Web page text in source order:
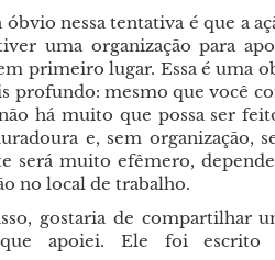
nessa tentativa é que a
uma organização para
primeiro lugar. Essa é uma
profundo: mesmo que você
há muito que possa ser
e, sem organização,
será muito efêmero,
no local de trabalho.
gostaria de compartilhar
que apoiei. Ele foi escrito